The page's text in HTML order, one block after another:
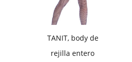
TANIT, body de
rejilla entero